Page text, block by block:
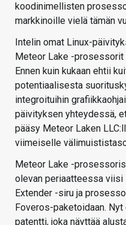
koodinimellisten
markkinoille vielä tämän
Intelin omat Linux-
Meteor Lake -
Ennen kuin kukaan ehtii
potentiaalisesta
integroituihin
päivityksen yhteydessä,
pääsy Meteor Laken
viimeiselle
Meteor Lake -
olevan periaatteessa viisi
Extender -siru ja
Foveros-paketoidaan.
patentti, joka näyttää